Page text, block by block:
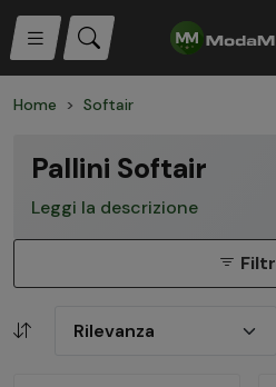
Home Softair
Pallini Softair
Leggi la descrizione